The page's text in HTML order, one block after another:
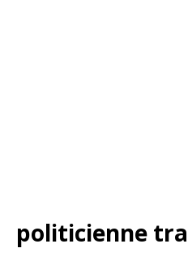
politicienne